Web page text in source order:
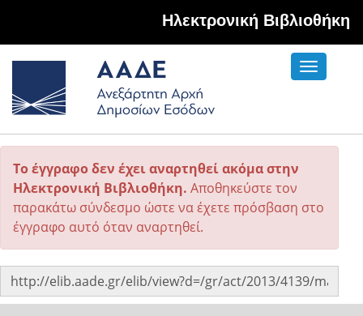
Hλεκτρονική Βιβλιοθήκη
Toggle
Το έγγραφο δεν έχει αναρτηθεί ακόμα στην
Ηλεκτρονική Βιβλιοθήκη. Αποθηκεύστε τον
παρακάτω σύνδεσμο ώστε να έχετε πρόσβαση στο
έγγραφο αυτό όταν αναρτηθεί.